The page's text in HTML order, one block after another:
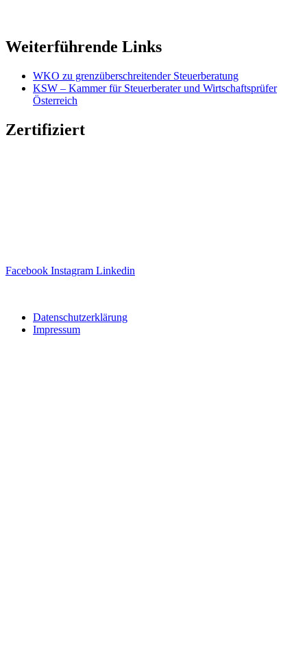
Weiterführende Links
WKO zu grenzüberschreitender Steuerberatung
KSW – Kammer für Steuerberater und Wirtschaftsprüfer
Österreich
Zertifiziert
Facebook Instagram Linkedin
Datenschutzerklärung
Impressum